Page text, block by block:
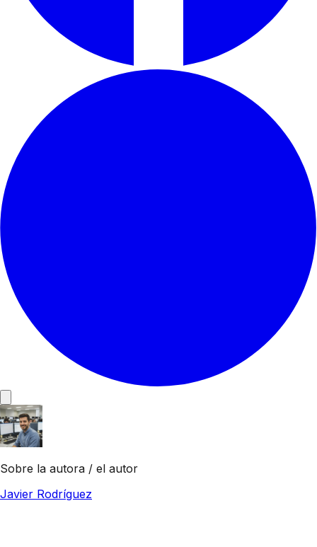
Sobre la autora / el autor
Javier Rodríguez